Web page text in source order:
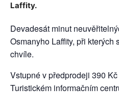
Laffity.
Devadesát minut
Osmanyho Laffity, při kterých
chvíle.
Vstupné v předprodeji 390
Turistickém informačním